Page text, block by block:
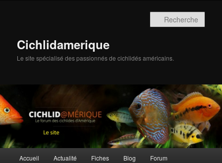
Cichlidamerique
Le site spécialisé des passionnés de cichlidés américains.
Accueil Actualité Fiches Blog Forum